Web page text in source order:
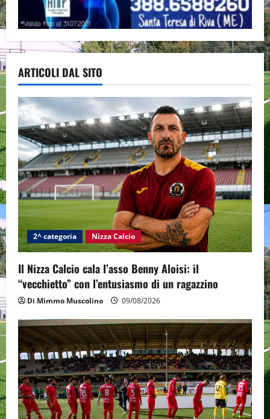
ARTICOLI DAL SITO
2^ categoria Nizza Calcio
Il Nizza Calcio cala l’asso Benny Aloisi: il
“vecchietto” con l’entusiasmo di un ragazzino
Di Mimmo Muscolino 09/08/2026